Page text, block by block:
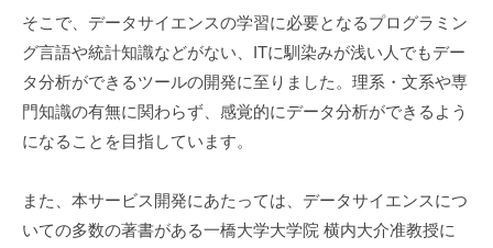
そこで、データサイエンスの学習に必要となるプログラミン
グ言語や統計知識などがない、ITに馴染みが浅い人でもデー
タ分析ができるツールの開発に至りました。理系・文系や専
門知識の有無に関わらず、感覚的にデータ分析ができるよう
になることを目指しています。
また、本サービス開発にあたっては、データサイエンスにつ
いての多数の著書がある一橋大学大学院 横内大介准教授に